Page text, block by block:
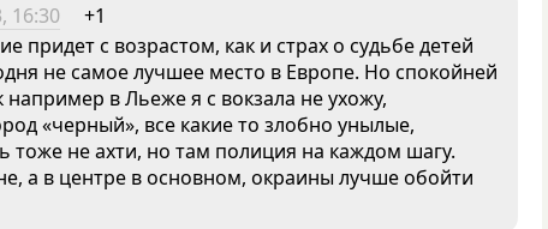
16:30
+1
с возрастом, как и страх о судьбе детей
не самое лучшее место в Европе. Но спокойней
например в Льеже я с вокзала не ухожу,
«черный», все какие то злобно унылые,
не ахти, но там полиция на каждом шагу.
а в центре в основном, окраины лучше обойти